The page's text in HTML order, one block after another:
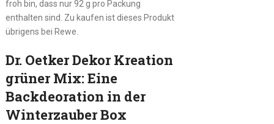
froh bin, dass nur 92 g pro Packung
enthalten sind. Zu kaufen ist dieses Produkt
übrigens bei Rewe.
Dr. Oetker Dekor Kreation
grüner Mix: Eine
Backdeoration in der
Winterzauber Box